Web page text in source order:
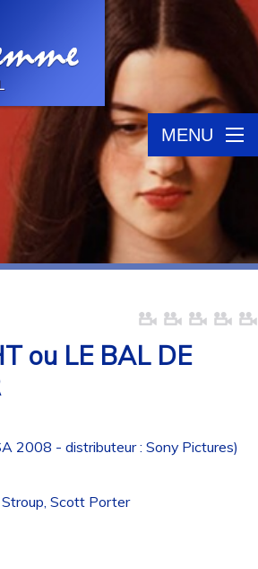
MENU
ou LE BAL DE
2008 - distributeur : Sony Pictures)
Scott Porter